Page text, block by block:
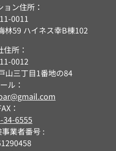
ル：
：
34-6555
業者番号 :
ョン住所：
0011
林59 ハイネス幸B棟102
住所：
0012
山三丁目1番地の84